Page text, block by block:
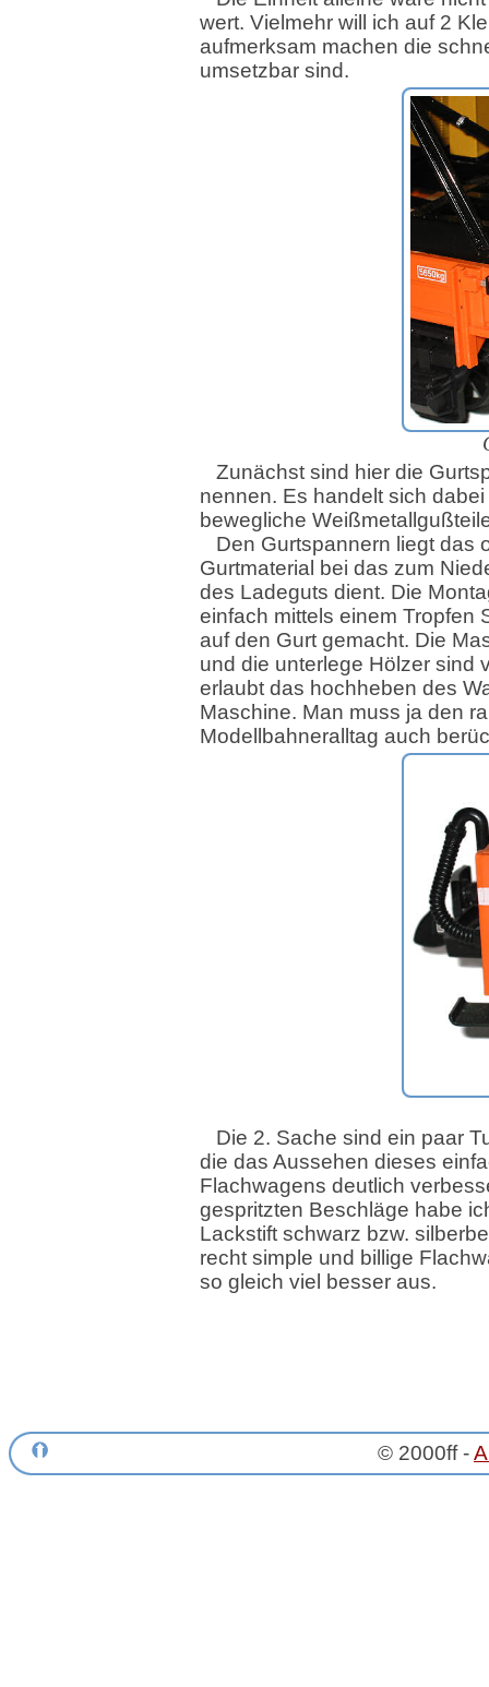
wert. Vielmehr will ich auf 2
aufmerksam machen die
umsetzbar sind.
Zunächst sind hier die
nennen. Es handelt sich dabei
bewegliche
Den Gurtspannern liegt das
Gurtmaterial bei das zum
des Ladeguts dient. Die
einfach mittels einem Tropfen
auf den Gurt gemacht. Die
und die unterlege Hölzer sind
erlaubt das hochheben des
Maschine. Man muss ja den
Modellbahneralltag auch
Die 2. Sache sind ein paar
die das Aussehen dieses
Flachwagens deutlich
gespritzten Beschläge habe
Lackstift schwarz bzw.
recht simple und billige
so gleich viel besser aus.
© 2000ff -